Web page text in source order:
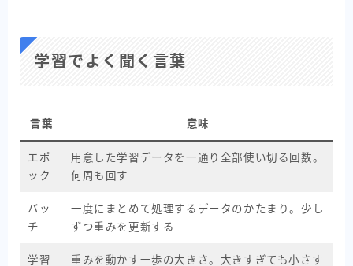
学習でよく聞く言葉
言葉 意味
エポ
ック
用意した学習データを一通り全部使い切る回数。
何周も回す
バッ
チ
一度にまとめて処理するデータのかたまり。少し
ずつ重みを更新する
学習
重みを動かす一歩の大きさ。大きすぎても小さす